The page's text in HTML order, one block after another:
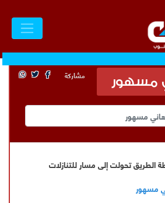
مسهور مشاركة
الطريق تحولت إلى مسار للتنازلات
مسهور